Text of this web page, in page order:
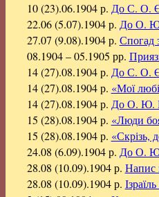
10 (23).06.1904 р. До С. О.
22.06 (5.07).1904 р. До О. Ю.
27.07 (9.08).1904 р. Спогад
08.1904 – 05.1905 рр.
14 (27).08.1904 р. До С. О.
14 (27).08.1904 р. «Мої
14 (27).08.1904 р. До О. Ю.
15 (28).08.1904 р. «Люди
15 (28).08.1904 р. «Скрізь,
24.08 (6.09).1904 р. До О. Ю.
28.08 (10.09).1904 р. Напис
28.08 (10.09).1904 р.